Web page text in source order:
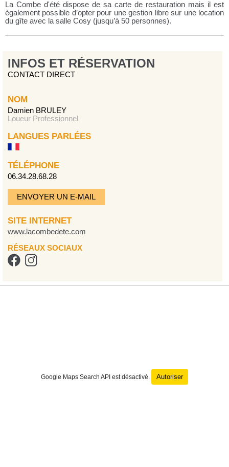
La Combe d'été dispose de sa carte de restauration mais il est
également possible d’opter pour une gestion libre sur une location
du gîte avec la salle Cosy (jusqu’à 50 personnes).
INFOS ET RÉSERVATION
CONTACT DIRECT
NOM
Damien BRULEY
Loueur Professionnel
LANGUES PARLÉES
TÉLÉPHONE
06.34.28.68.28
ENVOYER UN E-MAIL
SITE INTERNET
www.lacombedete.com
RÉSEAUX SOCIAUX
Google Maps Search API est désactivé. Autoriser